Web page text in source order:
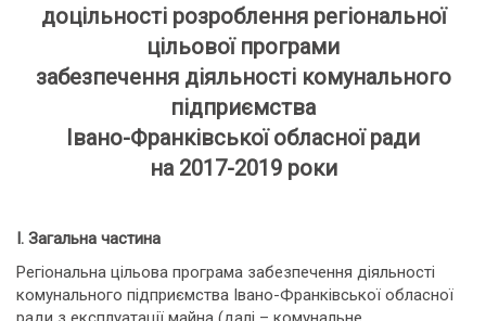
доцільності розроблення регіональної
цільової програми
забезпечення діяльності комунального
підприємства
Івано-Франківської обласної ради
на 2017-2019 роки
I. Загальна частина
Регіональна цільова програма забезпечення діяльності
комунального підприємства Івано-Франківської обласної